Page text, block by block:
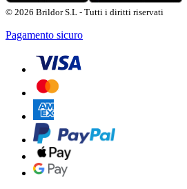
© 2026 Brildor S.L - Tutti i diritti riservati
Pagamento sicuro